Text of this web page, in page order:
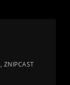
, ZNIPCAST